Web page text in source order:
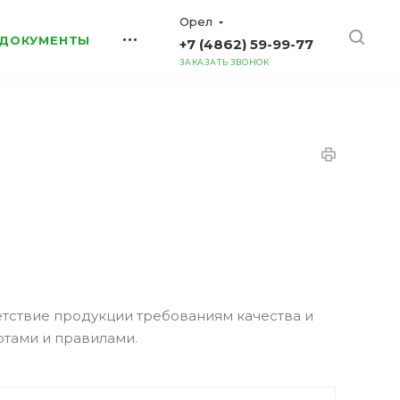
Орел
+7 (4862) 59-99-77
ЗАКАЗАТЬ ЗВОНОК
продукции требованиям качества и
и правилами.